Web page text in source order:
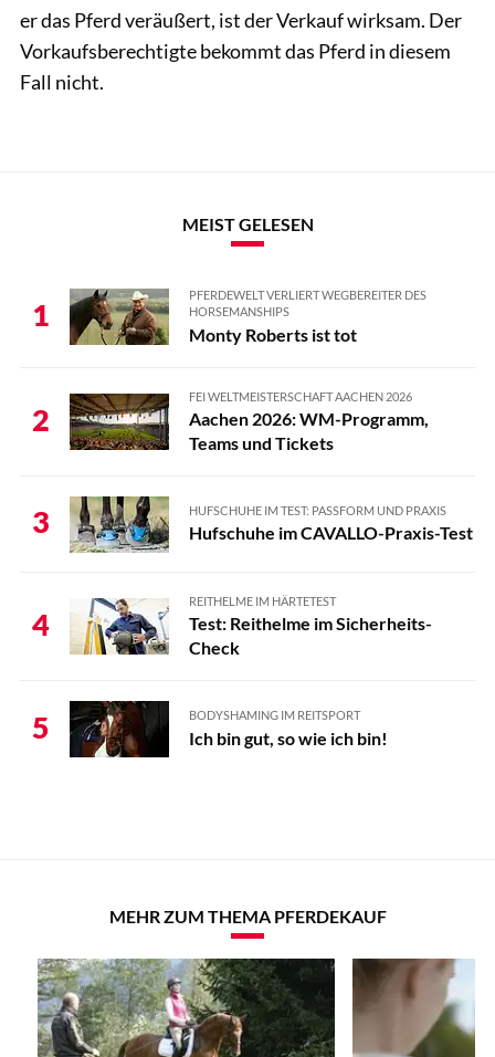
er das Pferd veräußert, ist der Verkauf wirksam. Der
Vorkaufsberechtigte bekommt das Pferd in diesem
Fall nicht.
MEIST GELESEN
1
PFERDEWELT VERLIERT WEGBEREITER DES
HORSEMANSHIPS
Monty Roberts ist tot
2
FEI WELTMEISTERSCHAFT AACHEN 2026
Aachen 2026: WM-Programm,
Teams und Tickets
3 HUFSCHUHE IM TEST: PASSFORM UND PRAXIS
Hufschuhe im CAVALLO-Praxis-Test
4
REITHELME IM HÄRTETEST
Test: Reithelme im Sicherheits-
Check
5 BODYSHAMING IM REITSPORT
Ich bin gut, so wie ich bin!
MEHR ZUM THEMA PFERDEKAUF